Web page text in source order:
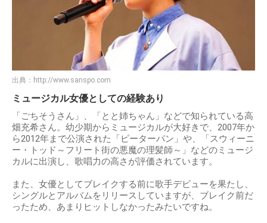
出典： http://www.sanspo.com
ミュージカル女優としての経験あり
「ごちそうさん」、「とと姉ちゃん」などで知られている高
畑充希さん。幼少期からミュージカルが大好きで、2007年か
ら2012年まで公演された「ピーターパン」や、「スウィーニ
ー・トッド～フリート街の悪魔の理髪師～」などのミュージ
カルに出演し、歌唱力の高さが評価されています。
また、女優としてブレイクする前に歌手デビューを果たし、
シングルとアルバムをリリースしていますが、ブレイク前だ
ったため、あまりヒットしなかったみたいですね。